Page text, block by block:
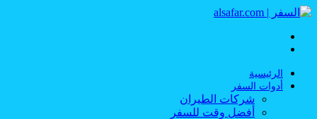
الرئيسية
أدوات السفر
شركات الطيران
أفضل وقت للسفر